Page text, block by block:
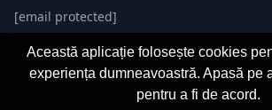
[email protected]
Această aplicație folosește cookies
experiența dumneavoastră. Apasă pe
pentru a fi de acord.